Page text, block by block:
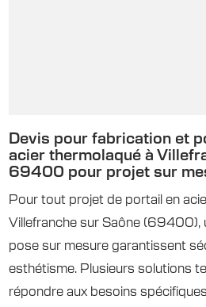
Devis pour fabrication et
acier thermolaqué à
69400 pour projet sur
Pour tout projet de portail en
Villefranche sur Saône (69400),
pose sur mesure garantissent
esthétisme. Plusieurs solutions
répondre aux besoins